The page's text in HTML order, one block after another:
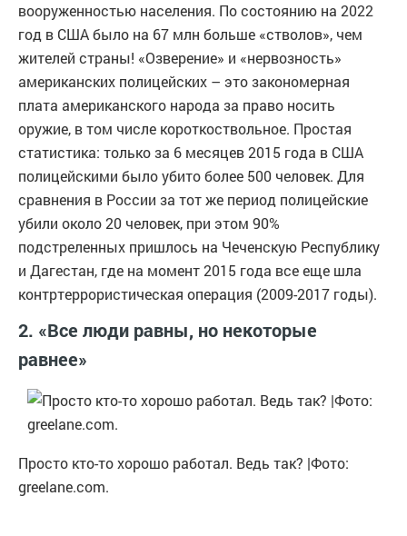
вооруженностью населения. По состоянию на 2022
год в США было на 67 млн больше «стволов», чем
жителей страны! «Озверение» и «нервозность»
американских полицейских – это закономерная
плата американского народа за право носить
оружие, в том числе короткоствольное. Простая
статистика: только за 6 месяцев 2015 года в США
полицейскими было убито более 500 человек. Для
сравнения в России за тот же период полицейские
убили около 20 человек, при этом 90%
подстреленных пришлось на Чеченскую Республику
и Дагестан, где на момент 2015 года все еще шла
контртеррористическая операция (2009-2017 годы).
2. «Все люди равны, но некоторые
равнее»
Просто кто-то хорошо работал. Ведь так? |Фото:
greelane.com.